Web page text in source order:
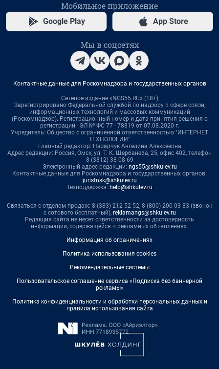
Мобильное приложение
Google Play App Store
Мы в соцсетях
Контактные данные для Роскомнадзора и государственных органов
Сетевое издание «NGS55.RU» (18+)
Зарегистрировано Федеральной службой по надзору в сфере связи,
информационных технологий и массовых коммуникаций
(Роскомнадзор). Регистрационный номер и дата принятия решения о
регистрации - ЭЛ № ФС 77 - 78819 от 07.08.2020 г.
Учредитель: Общество с ограниченной ответственностью "ИНТЕРНЕТ
ТЕХНОЛОГИИ"
Главный редактор: Назарчук Ангелина Алексеевна
Адрес редакции: Россия, Омск, ул. Т. К. Щербанева, 25, офис 402, телефон
8 (3812) 38-08-69
Электронный адрес редакции: ngs55@shkulev.ru
Контактные данные для Роскомнадзора и государственных органов:
juristnsk@shkulev.ru
Техподдержка: help@shkulev.ru
Связаться с отделом продаж: 8 (383) 212-52-52, 8 (800) 200-03-83 (звонок
с сотового бесплатный), reklamangs@shkulev.ru
Редакция сайта не несет ответственности за достоверность
информации, содержащейся в рекламных объявлениях.
Информация об ограничениях
Политика использования cookies
Рекомендательные системы
Пользовательское соглашение сервиса «Подписка без баннерной
рекламы»
Политика конфиденциальности и обработки персональных данных и
правила использования сайта